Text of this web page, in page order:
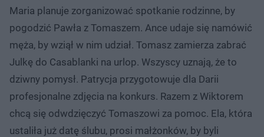
Maria planuje zorganizować spotkanie rodzinne, by
pogodzić Pawła z Tomaszem. Ance udaje się namówić
męża, by wziął w nim udział. Tomasz zamierza zabrać
Julkę do Casablanki na urlop. Wszyscy uznają, że to
dziwny pomysł. Patrycja przygotowuje dla Darii
profesjonalne zdjęcia na konkurs. Razem z Wiktorem
chcą się odwdzięczyć Tomaszowi za pomoc. Ela, która
ustaliła już datę ślubu, prosi małżonków, by byli